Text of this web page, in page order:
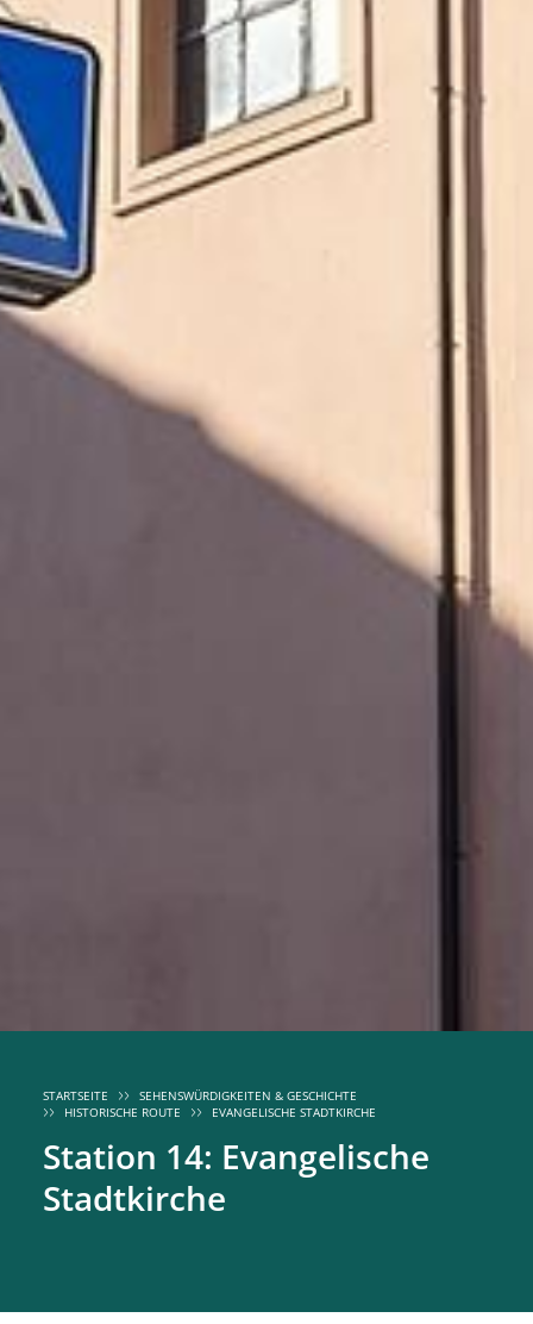
STARTSEITE
SEHENSWÜRDIGKEITEN & GESCHICHTE
HISTORISCHE ROUTE
EVANGELISCHE STADTKIRCHE
Station 14: Evangelische
Stadtkirche